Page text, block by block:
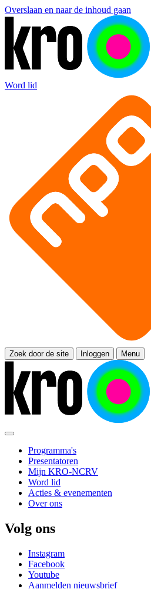
Overslaan en naar de inhoud gaan
Word lid
Zoek door de site Inloggen Menu
Programma's
Presentatoren
Mijn KRO-NCRV
Word lid
Acties & evenementen
Over ons
Volg ons
Instagram
Facebook
Youtube
Aanmelden nieuwsbrief